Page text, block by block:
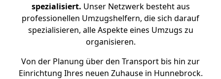
spezialisiert. Unser Netzwerk besteht aus
professionellen Umzugshelfern, die sich darauf
spezialisieren, alle Aspekte eines Umzugs zu
organisieren.
Von der Planung über den Transport bis hin zur
Einrichtung Ihres neuen Zuhause in Hunnebrock.